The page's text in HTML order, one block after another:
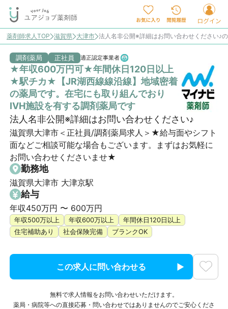
薬剤師求人TOP 滋賀県 大津市 法人名非公開※詳細はお問い合わせください♪
調剤薬局 正社員 適正認定事業者
★年収600万円可★年間休日120日以上
★駅チカ★【JR湖西線線沿線】地域密着
の薬局です。在宅にも取り組んでおり
IVH施設を有する調剤薬局です
法人名非公開※詳細はお問い合わせください♪
滋賀県大津市＜正社員/調剤薬局求人＞★給与面やシフト
面などご相談可能な場合もございます。まずはお気軽に
お問い合わせくださいませ★
勤務地
滋賀県大津市 大津京駅
給与
年収450万円 〜 600万円
年収500万以上 年収600万以上
年間休日120日以上
住宅補助あり
社会保険完備 ブランクOK
この求人に問い合わせる
無料で求人情報をお問い合わせいただけます。
薬局・病院等への直接応募・問い合わせではありませんのでご安心くださ